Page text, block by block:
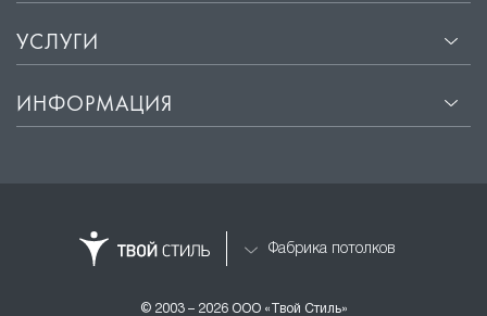
УСЛУГИ
ИНФОРМАЦИЯ
Фабрика потолков
© 2003 – 2026 ООО «Твой Стиль»